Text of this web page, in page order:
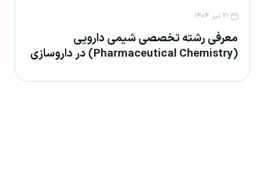
۲۱ تیر ۱۴۰۴
معرفی رشته تخصصی شیمی دارویی
(Pharmaceutical Chemistry) در داروسازی